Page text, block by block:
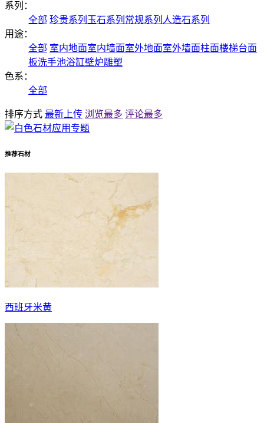
系列：
全部 珍贵系列 玉石系列 常规系列 人造石系列
用途：
全部 室内地面室内墙面室外地面室外墙面柱面楼梯台面
板洗手池浴缸壁炉雕塑
色系：
全部
排序方式 最新上传 浏览最多 评论最多
推荐石材
西班牙米黄